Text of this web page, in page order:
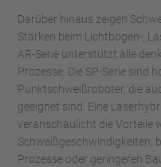
Darüber hinaus zeigen
Stärken beim Lichtbogen-,
AR-Serie unterstützt alle
Prozesse. Die SP-Serie sind
Punktschweißroboter, die
geeignet sind. Eine
veranschaulicht die Vorteile
Schweißgeschwindigkeiten,
Prozesse oder geringeren